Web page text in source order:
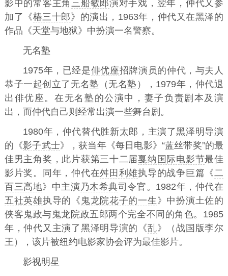
影中的常客主角三船敏郎演对手戏，翌年，仲代又参
加了《椿三十郎 》的演出，1963年，仲代又在黑泽的
作品《天堂与地狱》中扮演一名警察。
无名塾
1975年，已经是俳优座招牌演员的仲代，与夫人
恭子一起创立了无名塾（无名塾），1979年，仲代退
出俳优座。在无名塾的公演中，妻子负责剧本及演
出，而仲代自己则经常出演一些舞台剧。
1980年，仲代替代胜新太郎 ，主演了黑泽明导演
的《影子武士》，获当年《每日电影》“蓝丝带奖”的最
佳男主角奖，此片获第三十二届戛纳国际电影节最佳
影片奖。同年，仲代在舛田利雄执导的战争巨篇《二
百三高地》中主演 乃木希典司令官。1982年，仲代在
五社英雄执导的《 鬼龙院花子的一生 》中扮演土佐的
侠客鬼政与鬼龙院政五郎两个完全不同的角色。1985
年，仲代又主演了黑泽明导演的《乱》（战国版李尔
王），该片被纽约电影家协会评为最佳影片。
影视明星